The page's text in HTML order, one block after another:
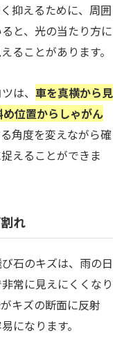
抑えるために、周囲
と、光の当たり方に
ることがあります。
は、 車を真横から見
位置からしゃがん
角度を変えながら確
えることができま
れ
石のキズは、雨の日
常に見えにくくなり
キズの断面に反射
になります。